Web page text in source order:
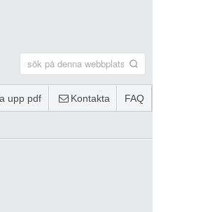
upp pdf Kontakta FAQ